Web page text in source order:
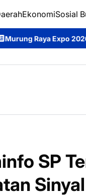
EkonomiSosial
Dibuka, Perkuat
SP